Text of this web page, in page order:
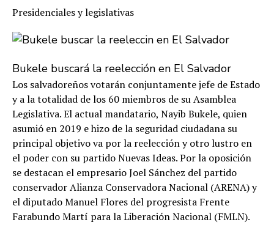
Presidenciales y legislativas
Bukele buscará la reelección en El Salvador
Los salvadoreños votarán conjuntamente jefe de Estado
y a la totalidad de los 60 miembros de su Asamblea
Legislativa. El actual mandatario, Nayib Bukele, quien
asumió en 2019 e hizo de la seguridad ciudadana su
principal objetivo va por la reelección y otro lustro en
el poder con su partido Nuevas Ideas. Por la oposición
se destacan el empresario Joel Sánchez del partido
conservador Alianza Conservadora Nacional (ARENA) y
el diputado Manuel Flores del progresista Frente
Farabundo Martí para la Liberación Nacional (FMLN).